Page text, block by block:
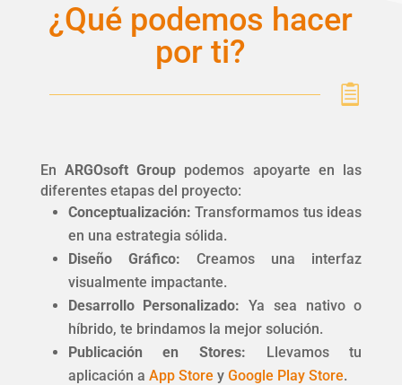
¿Qué podemos hacer
por ti?

EnARGOsoft Group podemos apoyarte en las
diferentes etapas del proyecto:
Conceptualización: Transformamos tus ideas
en una estrategia sólida.
Diseño Gráfico: Creamos una interfaz
visualmente impactante.
Desarrollo Personalizado: Ya sea nativo o
híbrido, te brindamos la mejor solución.
Publicación en Stores: Llevamos tu
aplicación a App Store y Google Play Store.